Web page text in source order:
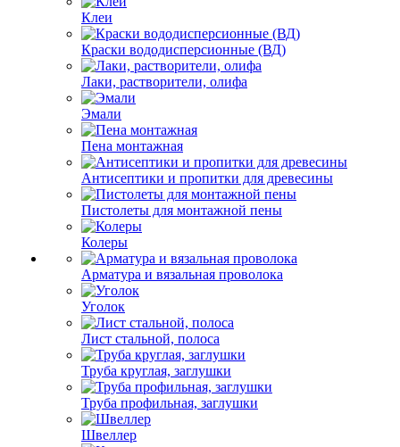
Клеи
Краски вододисперсионные (ВД)
Лаки, растворители, олифа
Эмали
Пена монтажная
Антисептики и пропитки для древесины
Пистолеты для монтажной пены
Колеры
Арматура и вязальная проволока
Уголок
Лист стальной, полоса
Труба круглая, заглушки
Труба профильная, заглушки
Швеллер